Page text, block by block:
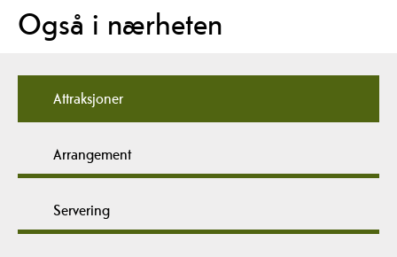
Også i nærheten
Attraksjoner
Arrangement
Servering